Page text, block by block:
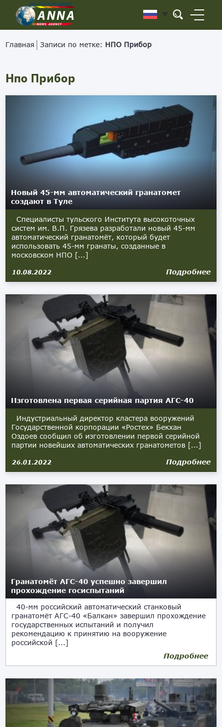
Главная Записи по метке: НПО Прибор
Нпо Прибор
Новый 45-мм автоматический гранатомет
создают в Туле
Специалисты тульского Института высокоточных
систем им. В.П. Грязева разработали новый 45-мм
автоматический гранатомёт, который будет
использовать 45-мм гранаты, созданные в
московском НПО [...]
10.08.2022 Подробнее
Изготовлена первая серийная партия АГС-40
Индустриальный директор кластера вооружений
Государственной корпорации «Ростех» Бекхан
Оздоев сообщил об изготовлении первой серийной
партии новейших автоматических гранатометов [...]
26.01.2022 Подробнее
Гранатомёт АГС-40 успешно завершил
прохождение госиспытаний
40-мм российский автоматический станковый
гранатомёт АГС-40 «Балкан» завершил прохождение
государственных испытаний и получил
рекомендацию к принятию на вооружение
российской [...]
Подробнее